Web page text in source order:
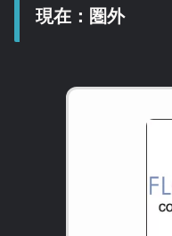
現在：圏外